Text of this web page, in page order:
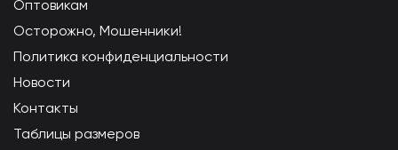
Оптовикам
Осторожно, Мошенники!
Политика конфиденциальности
Новости
Контакты
Таблицы размеров